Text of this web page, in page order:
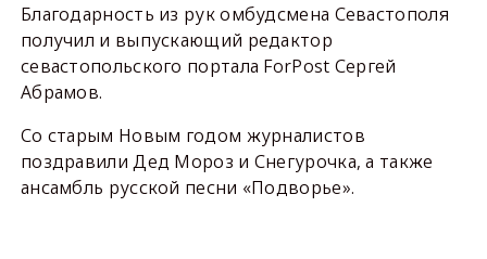
Благодарность из рук омбудсмена Севастополя
получил и выпускающий редактор
севастопольского портала ForPost Сергей
Абрамов.
Со старым Новым годом журналистов
поздравили Дед Мороз и Снегурочка, а также
ансамбль русской песни «Подворье».